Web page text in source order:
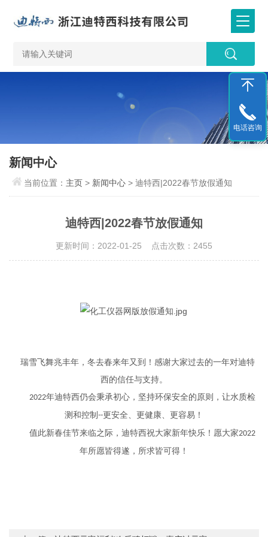
新闻中心
当前位置： 主页 > 新闻中心 > 迪特西|2022春节放假通知
迪特西|2022春节放假通知
更新时间：2022-01-25 点击次数：2455
瑞雪飞舞兆丰年，冬去春来年又到！感谢大家过去的一年对迪特
西的信任与支持。
2022年迪特西仍会秉承初心，坚持环保安全的原则，让水质检
测和控制 --更安全、更健康、更容易！
值此新春佳节来临之际，迪特西祝大家新年快乐！ 愿大家2022
年所愿皆得遂，所求皆可得！
电话咨询